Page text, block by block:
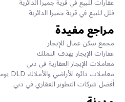
فلل للبيع في قرية جميرا الدائرية
مراجع مفيدة
مجمع سكن عمال للإيجار
عقارات الإيجار بهدف التملك
معاملات الإيجار العقارية في دبي
معاملات دائرة الأراضي والأملاك DLD يومياً
أفضل شركات التطوير العقاري في دبي